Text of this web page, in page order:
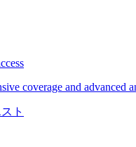
coverage and advanced
ト